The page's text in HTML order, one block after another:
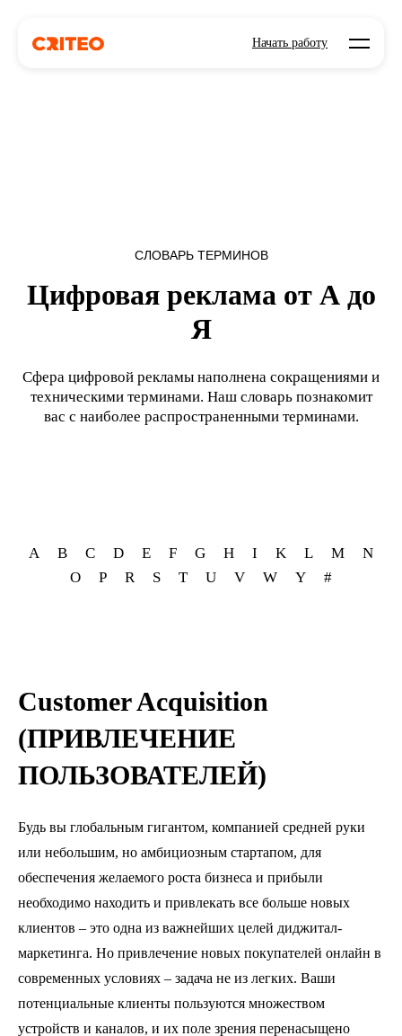
Начать работу Open
СЛОВАРЬ ТЕРМИНОВ
Цифровая реклама от А до
Я
Сфера цифровой рекламы наполнена сокращениями и
техническими терминами. Наш словарь познакомит
вас с наиболее распространенными терминами.
A B C D E F G H I K L M
N
O
P R S T U V W Y #
Customer Acquisition
(ПРИВЛЕЧЕНИЕ
ПОЛЬЗОВАТЕЛЕЙ)
Будь вы глобальным гигантом, компанией средней руки
или небольшим, но амбициозным стартапом, для
обеспечения желаемого роста бизнеса и прибыли
необходимо находить и привлекать все больше новых
клиентов – это одна из важнейших целей диджитал-
маркетинга. Но привлечение новых покупателей онлайн в
современных условиях – задача не из легких. Ваши
потенциальные клиенты пользуются множеством
устройств и каналов, и их поле зрения перенасыщено